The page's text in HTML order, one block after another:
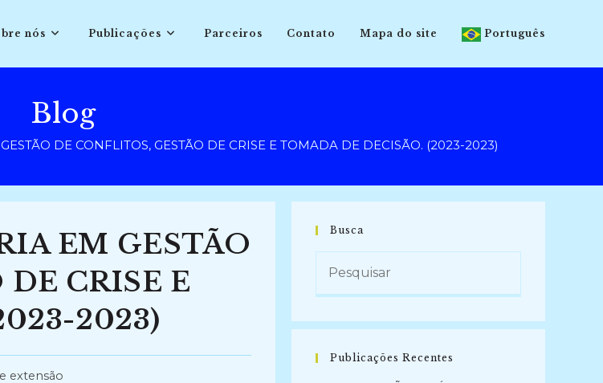
nós Publicações Parceiros Contato Mapa do site Português
Blog
DE CONFLITOS, GESTÃO DE CRISE E TOMADA DE DECISÃO. (2023-2023)
EM GESTÃO
CRISE E
2023)
extensão
Busca
Publicações Recentes